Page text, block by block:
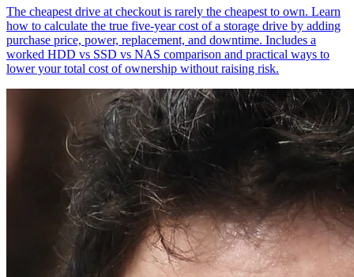
The cheapest drive at checkout is rarely the cheapest to own. Learn
how to calculate the true five-year cost of a storage drive by adding
purchase price, power, replacement, and downtime. Includes a
worked HDD vs SSD vs NAS comparison and practical ways to
lower your total cost of ownership without raising risk.